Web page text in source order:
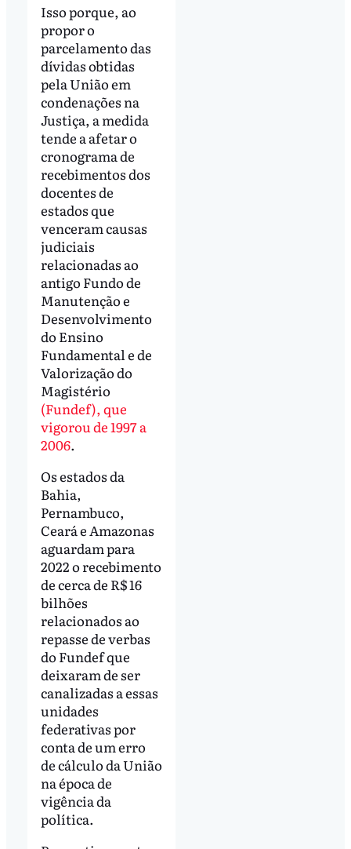
Isso porque, ao
propor o
parcelamento das
dívidas obtidas
pela União em
condenações na
Justiça, a medida
tende a afetar o
cronograma de
recebimentos dos
docentes de
estados que
venceram causas
judiciais
relacionadas ao
antigo Fundo de
Manutenção e
Desenvolvimento
do Ensino
Fundamental e de
Valorização do
Magistério
(Fundef), que
vigorou de 1997 a
2006.
Os estados da
Bahia,
Pernambuco,
Ceará e Amazonas
aguardam para
2022 o recebimento
de cerca de R$ 16
bilhões
relacionados ao
repasse de verbas
do Fundef que
deixaram de ser
canalizadas a essas
unidades
federativas por
conta de um erro
de cálculo da União
na época de
vigência da
política.